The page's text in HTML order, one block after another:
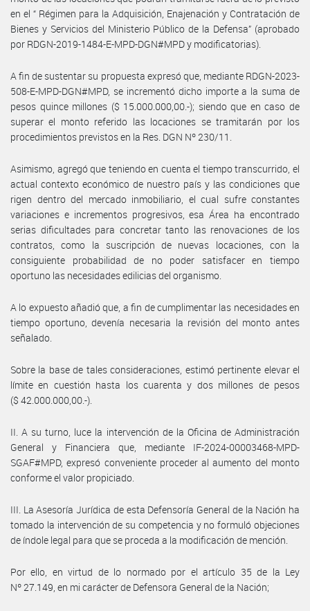
en el “ Régimen para la Adquisición, Enajenación y Contratación de
Bienes y Servicios del Ministerio Público de la Defensa” (aprobado
por RDGN-2019-1484-E-MPD-DGN#MPD y modificatorias).
A fin de sustentar su propuesta expresó que, mediante RDGN-2023-
508-E-MPD-DGN#MPD, se incrementó dicho importe a la suma de
pesos quince millones ($ 15.000.000,00.-); siendo que en caso de
superar el monto referido las locaciones se tramitarán por los
procedimientos previstos en la Res. DGN Nº 230/11.
Asimismo, agregó que teniendo en cuenta el tiempo transcurrido, el
actual contexto económico de nuestro país y las condiciones que
rigen dentro del mercado inmobiliario, el cual sufre constantes
variaciones e incrementos progresivos, esa Área ha encontrado
serias dificultades para concretar tanto las renovaciones de los
contratos, como la suscripción de nuevas locaciones, con la
consiguiente probabilidad de no poder satisfacer en tiempo
oportuno las necesidades edilicias del organismo.
A lo expuesto añadió que, a fin de cumplimentar las necesidades en
tiempo oportuno, devenía necesaria la revisión del monto antes
señalado.
Sobre la base de tales consideraciones, estimó pertinente elevar el
límite en cuestión hasta los cuarenta y dos millones de pesos
($ 42.000.000,00.-).
II. A su turno, luce la intervención de la Oficina de Administración
General y Financiera que, mediante IF-2024-00003468-MPD-
SGAF#MPD, expresó conveniente proceder al aumento del monto
conforme el valor propiciado.
III. La Asesoría Jurídica de esta Defensoría General de la Nación ha
tomado la intervención de su competencia y no formuló objeciones
de índole legal para que se proceda a la modificación de mención.
Por ello, en virtud de lo normado por el artículo 35 de la Ley
Nº 27.149, en mi carácter de Defensora General de la Nación;